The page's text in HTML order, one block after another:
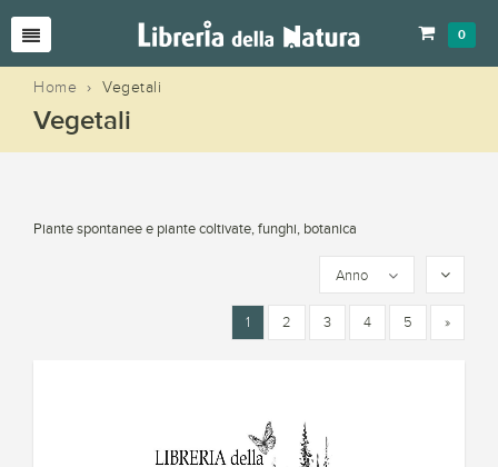
0
Home › Vegetali
Vegetali
Piante spontanee e piante coltivate, funghi, botanica
Anno
1 2 3 4 5 »